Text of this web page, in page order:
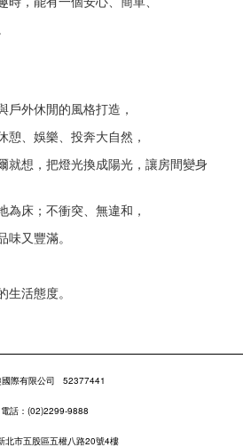
戶外休閒的風格打造，
憩、娛樂、投奔大自然，
就想，把燈光換成陽光，讓房間變身
為床；不衝突、無違和，
又豐滿。
活態度。
國際有限公司 52377441
電話：(02)2299-9888
北市五股區五權八路20號4樓